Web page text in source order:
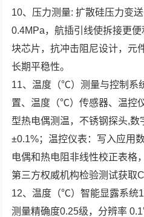
10、压力测量: 扩散硅压力变
0.4MPa，航插引线使拆接更
块芯片，抗冲击阻尼设计，元
长期平稳性。
11、温度（℃）测量与控制系
置、温度（℃）传感器、温控
型热电偶测温，不锈钢探头,数
±0.1%；温控仪表：写入应用
电偶和热电阻非线性校正表格
第三方权威机构检验测试获取
12、温度（℃）智能显露系统1
测量精确度0.25级，分辨率